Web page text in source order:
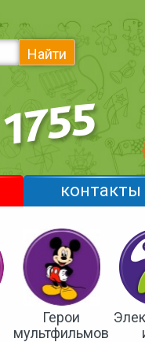
Найти
контакты
Герои
мультфильмов